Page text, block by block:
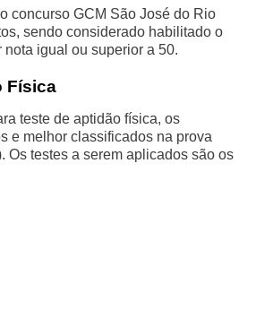
concurso GCM São José do Rio
sendo considerado habilitado o
igual ou superior a 50.
Física
teste de aptidão física, os
e melhor classificados na prova
Os testes a serem aplicados são os